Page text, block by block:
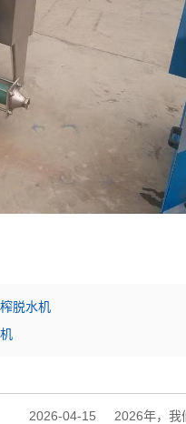
脱水机
2026-04-15
2026年，